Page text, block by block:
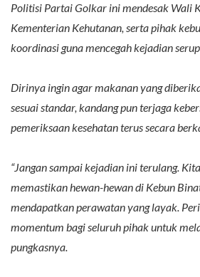
Politisi Partai Golkar ini mendesak Wali
Kementerian Kehutanan, serta pihak
koordinasi guna mencegah kejadian
Dirinya ingin agar makanan yang
sesuai standar, kandang pun terjaga
pemeriksaan kesehatan terus secara
“Jangan sampai kejadian ini terulang.
memastikan hewan-hewan di Kebun
mendapatkan perawatan yang layak.
momentum bagi seluruh pihak untuk
pungkasnya.